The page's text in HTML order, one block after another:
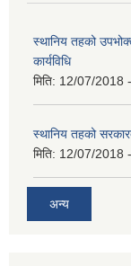
स्थानिय तहको
कार्यविधि
मिति: 12/07/2018
स्थानिय तहको
मिति: 12/07/2018
अन्य